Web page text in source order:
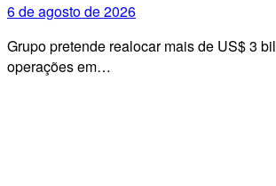
6 de agosto de 2026
Grupo pretende realocar mais de US$ 3
operações em…